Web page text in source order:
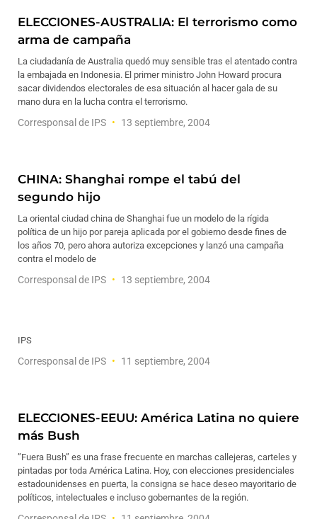
ELECCIONES-AUSTRALIA: El terrorismo como
arma de campaña
La ciudadanía de Australia quedó muy sensible tras el atentado contra
la embajada en Indonesia. El primer ministro John Howard procura
sacar dividendos electorales de esa situación al hacer gala de su
mano dura en la lucha contra el terrorismo.
Corresponsal de IPS 13 septiembre, 2004
CHINA: Shanghai rompe el tabú del
segundo hijo
La oriental ciudad china de Shanghai fue un modelo de la rígida
política de un hijo por pareja aplicada por el gobierno desde fines de
los años 70, pero ahora autoriza excepciones y lanzó una campaña
contra el modelo de
Corresponsal de IPS 13 septiembre, 2004
IPS
Corresponsal de IPS 11 septiembre, 2004
ELECCIONES-EEUU: América Latina no quiere
más Bush
”Fuera Bush” es una frase frecuente en marchas callejeras, carteles y
pintadas por toda América Latina. Hoy, con elecciones presidenciales
estadounidenses en puerta, la consigna se hace deseo mayoritario de
políticos, intelectuales e incluso gobernantes de la región.